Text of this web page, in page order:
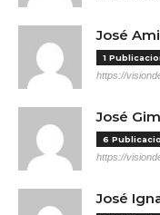
José
1
https://
José
6
https://
José